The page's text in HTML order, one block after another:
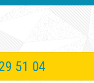
51 04